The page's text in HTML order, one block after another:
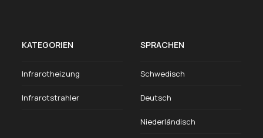
KATEGORIEN
Infrarotheizung
Infrarotstrahler
SPRACHEN
Schwedisch
Deutsch
Niederländisch